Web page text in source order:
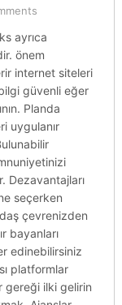
ayrıca
önem
internet siteleri
güvenli eğer
Planda
uygulanır
Dezavantajları
seçerken
çevrenizden
bayanları
edinebilirsiniz
platformlar
gereği ilki gelirin